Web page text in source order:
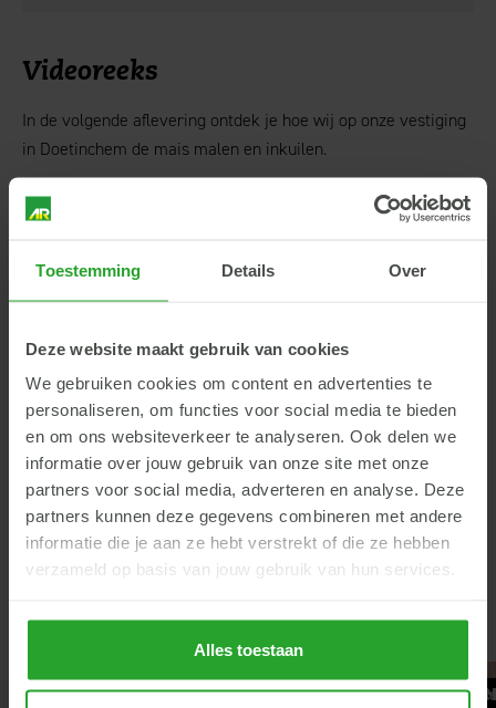
Toestemming Details Over
Deze website maakt gebruik van cookies
We gebruiken cookies om content en advertenties te
personaliseren, om functies voor social media te bieden
en om ons websiteverkeer te analyseren. Ook delen we
informatie over jouw gebruik van onze site met onze
partners voor social media, adverteren en analyse. Deze
partners kunnen deze gegevens combineren met andere
informatie die je aan ze hebt verstrekt of die ze hebben
verzameld op basis van jouw gebruik van hun services.
Alles toestaan
Videoreeks
In de volgende aflevering ontdek je hoe wij op onze vestiging
in Doetinchem de mais malen en inkuilen.
Meer weten over CCM en wat het kan betekenen voor jouw
bedrijf? Lees er alles over op onze
informatieve CCM-
paginaof neem contact op met een vanonze
varkensspecialisten.
Terug
Varkens Stal
500 gram zwaardere
Varkens